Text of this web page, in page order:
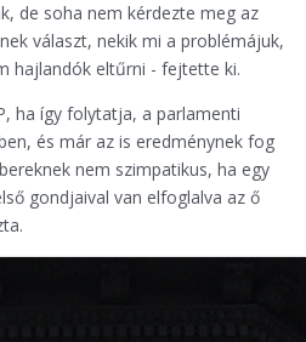
de soha nem kérdezte meg az
választ, nekik mi a problémájuk,
hajlandók eltűrni - fejtette ki.
ha így folytatja, a parlamenti
és már az is eredménynek fog
nem szimpatikus, ha egy
gondjaival van elfoglalva az ő